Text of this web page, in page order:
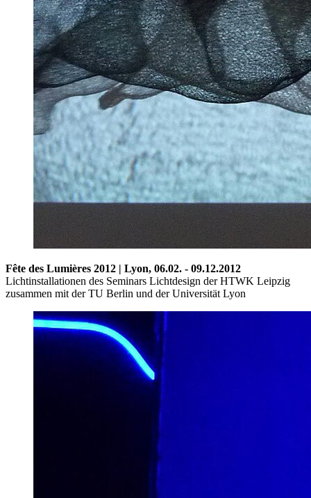
Fête des Lumières 2012 | Lyon, 06.02. - 09.12.2012
Lichtinstallationen des Seminars Lichtdesign der HTWK Leipzig
zusammen mit der TU Berlin und der Universität Lyon